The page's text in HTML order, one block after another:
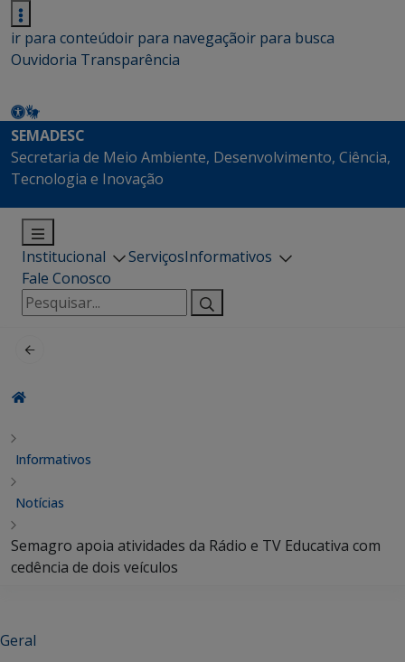
ir para conteúdoir para navegaçãoir para busca
Ouvidoria Transparência
SEMADESC
Secretaria de Meio Ambiente, Desenvolvimento, Ciência,
Tecnologia e Inovação
Institucional ServiçosInformativos
Fale Conosco
Pesquisar
por:
Informativos
Notícias
Semagro apoia atividades da Rádio e TV Educativa com
cedência de dois veículos
Geral